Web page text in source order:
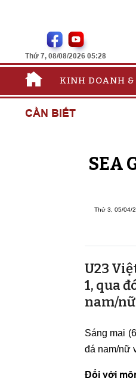
Thứ 7, 08/08/2026 05:28
KINH DOANH &
CẦN BIẾT
SEA
Thứ 3, 05/04/
U23
1, qua
nam/nữ
Sáng mai
đá nam/nữ
Đối với